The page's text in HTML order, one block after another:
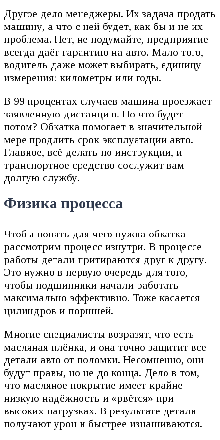
Другое дело менеджеры. Их задача продать
машину, а что с ней будет, как бы и не их
проблема. Нет, не подумайте, предприятие
всегда даёт гарантию на авто. Мало того,
водитель даже может выбирать, единицу
измерения: километры или годы.
В 99 процентах случаев машина проезжает
заявленную дистанцию. Но что будет
потом? Обкатка помогает в значительной
мере продлить срок эксплуатации авто.
Главное, всё делать по инструкции, и
транспортное средство сослужит вам
долгую службу.
Физика процесса
Чтобы понять для чего нужна обкатка —
рассмотрим процесс изнутри. В процессе
работы детали притираются друг к другу.
Это нужно в первую очередь для того,
чтобы подшипники начали работать
максимально эффективно. Тоже касается
цилиндров и поршней.
Многие специалисты возразят, что есть
масляная плёнка, и она точно защитит все
детали авто от поломки. Несомненно, они
будут правы, но не до конца. Дело в том,
что масляное покрытие имеет крайне
низкую надёжность и «рвётся» при
высоких нагрузках. В результате детали
получают урон и быстрее изнашиваются.